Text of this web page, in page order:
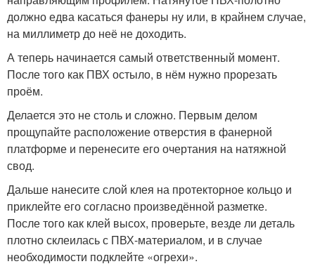
должно едва касаться фанеры ну или, в крайнем случае,
на миллиметр до неё не доходить.
А теперь начинается самый ответственный момент.
После того как ПВХ остыло, в нём нужно прорезать
проём.
Делается это не столь и сложно. Первым делом
прощупайте расположение отверстия в фанерной
платформе и перенесите его очертания на натяжной
свод.
Дальше нанесите слой клея на протекторное кольцо и
приклейте его согласно произведённой разметке.
После того как клей высох, проверьте, везде ли деталь
плотно склеилась с ПВХ-материалом, и в случае
необходимости подклейте «огрехи».